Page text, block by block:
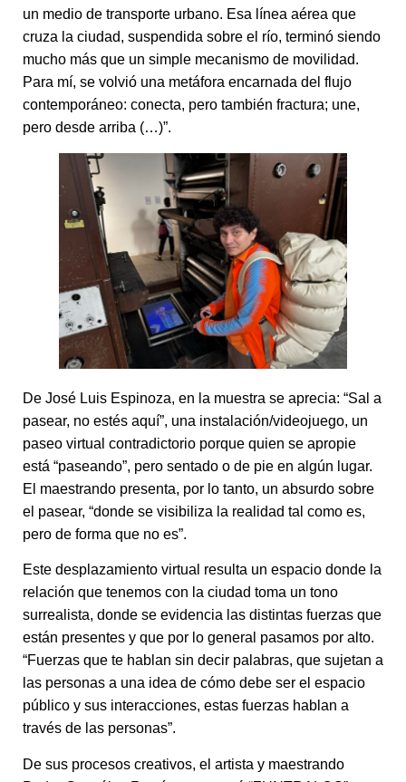
un medio de transporte urbano. Esa línea aérea que
cruza la ciudad, suspendida sobre el río, terminó siendo
mucho más que un simple mecanismo de movilidad.
Para mí, se volvió una metáfora encarnada del flujo
contemporáneo: conecta, pero también fractura; une,
pero desde arriba (…)”.
De José Luis Espinoza, en la muestra se aprecia: “Sal a
pasear, no estés aquí”, una instalación/videojuego, un
paseo virtual contradictorio porque quien se apropie
está “paseando”, pero sentado o de pie en algún lugar.
El maestrando presenta, por lo tanto, un absurdo sobre
el pasear, “donde se visibiliza la realidad tal como es,
pero de forma que no es”.
Este desplazamiento virtual resulta un espacio donde la
relación que tenemos con la ciudad toma un tono
surrealista, donde se evidencia las distintas fuerzas que
están presentes y que por lo general pasamos por alto.
“Fuerzas que te hablan sin decir palabras, que sujetan a
las personas a una idea de cómo debe ser el espacio
público y sus interacciones, estas fuerzas hablan a
través de las personas”.
De sus procesos creativos, el artista y maestrando